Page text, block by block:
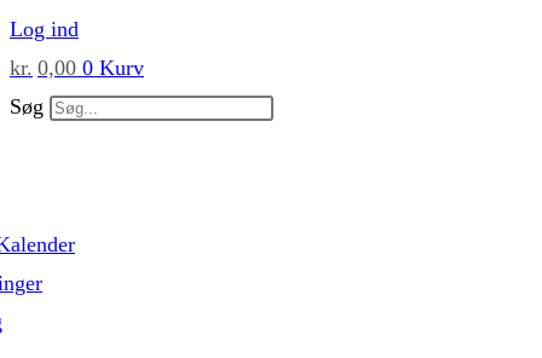
Skip
to
content
Log ind
kr. 0,00 0 Kurv
Søg